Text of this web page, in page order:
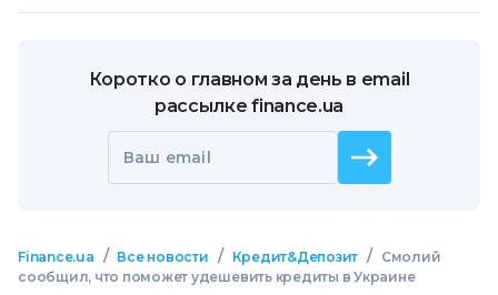
Коротко о главном за день в email
рассылке finance.ua
Ваш email
Finance.ua / Все новости / Кредит&Депозит /
Смолий
сообщил, что поможет удешевить кредиты в Украине